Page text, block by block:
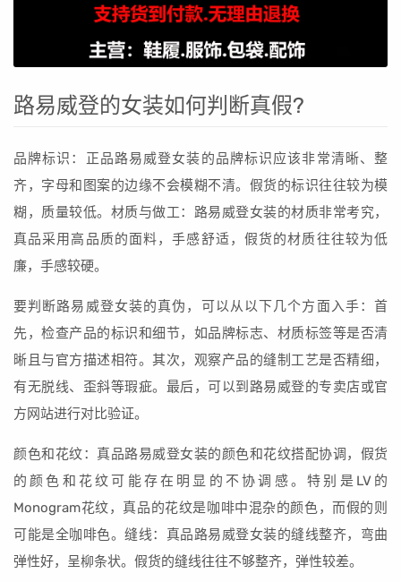
路易威登的女装如何判断真假?
品牌标识：正品路易威登女装的品牌标识应该非常清晰、整
齐，字母和图案的边缘不会模糊不清。假货的标识往往较为模
糊，质量较低。材质与做工：路易威登女装的材质非常考究，
真品采用高品质的面料，手感舒适，假货的材质往往较为低
廉，手感较硬。
要判断路易威登女装的真伪，可以从以下几个方面入手：首
先，检查产品的标识和细节，如品牌标志、材质标签等是否清
晰且与官方描述相符。其次，观察产品的缝制工艺是否精细，
有无脱线、歪斜等瑕疵。最后，可以到路易威登的专卖店或官
方网站进行对比验证。
颜色和花纹：真品路易威登女装的颜色和花纹搭配协调，假货
的颜色和花纹可能存在明显的不协调感。特别是LV的
Monogram花纹，真品的花纹是咖啡中混杂的颜色，而假的则
可能是全咖啡色。缝线：真品路易威登女装的缝线整齐，弯曲
弹性好，呈柳条状。假货的缝线往往不够整齐，弹性较差。